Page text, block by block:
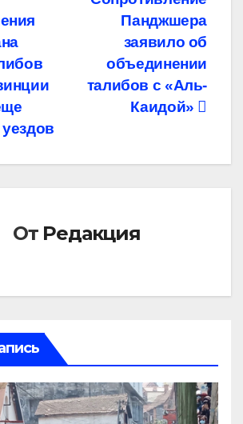
Панджшера
заявило об
объединении
талибов с «Аль-
Каидой»
От Редакция